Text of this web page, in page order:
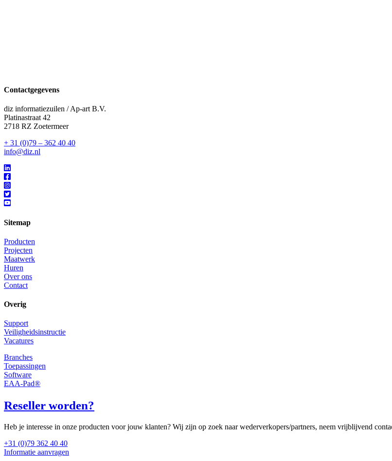
Contactgegevens
diz informatiezuilen / Ap-art B.V.
Platinastraat 42
2718 RZ Zoetermeer
+ 31 (0)79 – 362 40 40
info@diz.nl
Sitemap
Producten
Projecten
Maatwerk
Huren
Over ons
Contact
Overig
Support
Veiligheidsinstructie
Vacatures
Branches
Toepassingen
Software
EAA-Pad®
Reseller worden?
Heb je interesse in onze producten voor jouw klanten? Wij zijn op zoek naar wederverkopers/partners, neem vrijblijvend
+31 (0)79 362 40 40
Informatie aanvragen